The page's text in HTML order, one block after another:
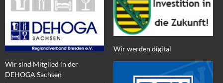
Wir sind Mitglied in der
DEHOGA Sachsen
Wir werden digital